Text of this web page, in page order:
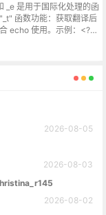
_e 是用于国际化处理的函
函数‌‌功能‌：获取翻译后
echo 使用。‌示例‌：<?ph
2026-08-05
2026-08-03
2026-08-02